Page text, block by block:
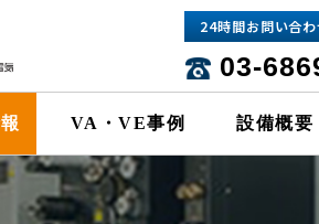
24時間お問い合わ
03-
VA・VE事例 設備概要